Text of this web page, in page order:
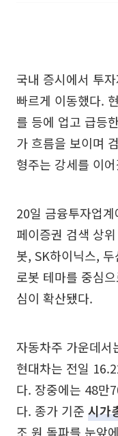
국내 증시에서 투
빠르게 이동했다.
를 등에 업고 급등
가 흐름을 보이며
형주는 강세를 이
20일 금융투자업
페이증권 검색 상
봇, SK하이닉스,
로봇 테마를 중심
심이 확산됐다.
자동차주 가운데서
현대차는 전일
다. 장중에는 48만
다. 종가 기준 시가
조 원 돌파를 눈앞